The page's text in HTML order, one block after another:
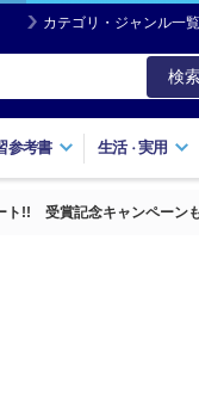
カテゴリ・ジャンル一覧
検
参考書 生活・実用
ト!! 受賞記念キャンペーン